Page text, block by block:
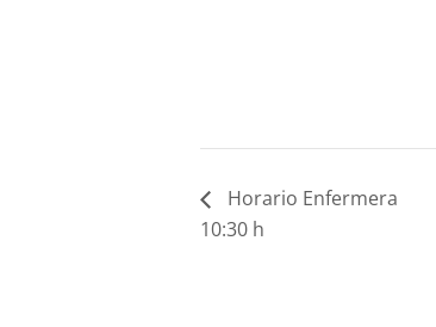
Horario Enfermera
10:30 h